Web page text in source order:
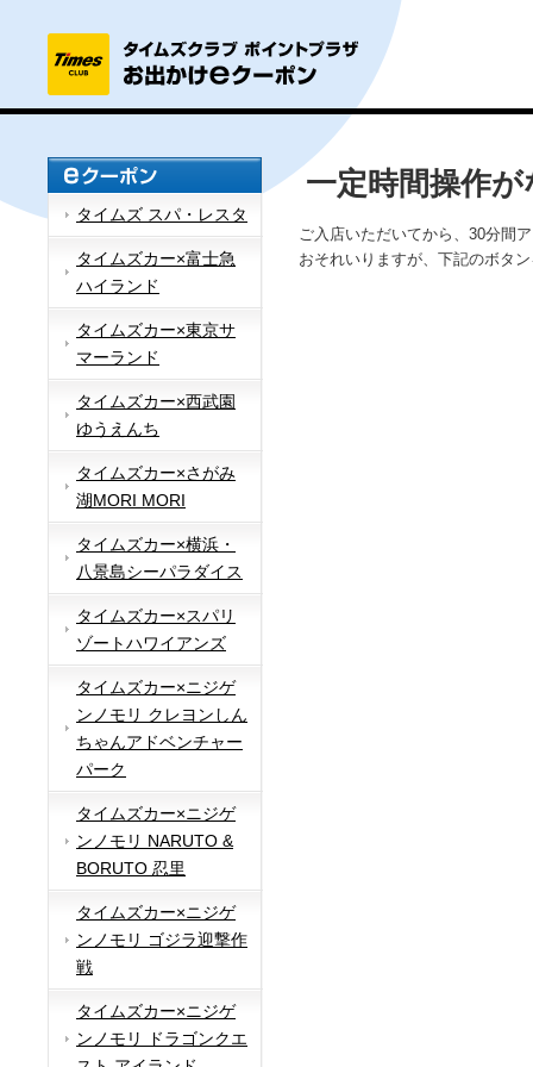
タイムズ スパ・レスタ
タイムズカー×富士急
ハイランド
タイムズカー×東京サ
マーランド
タイムズカー×西武園
ゆうえんち
タイムズカー×さがみ
湖MORI MORI
タイムズカー×横浜・
八景島シーパラダイス
タイムズカー×スパリ
ゾートハワイアンズ
タイムズカー×ニジゲ
ンノモリ クレヨンしん
ちゃんアドベンチャー
パーク
タイムズカー×ニジゲ
ンノモリ NARUTO &
BORUTO 忍里
タイムズカー×ニジゲ
ンノモリ ゴジラ迎撃作
戦
タイムズカー×ニジゲ
ンノモリ ドラゴンクエ
一定時間操作
ご入店いただいてから、30分間
おそれいりますが、下記のボタ